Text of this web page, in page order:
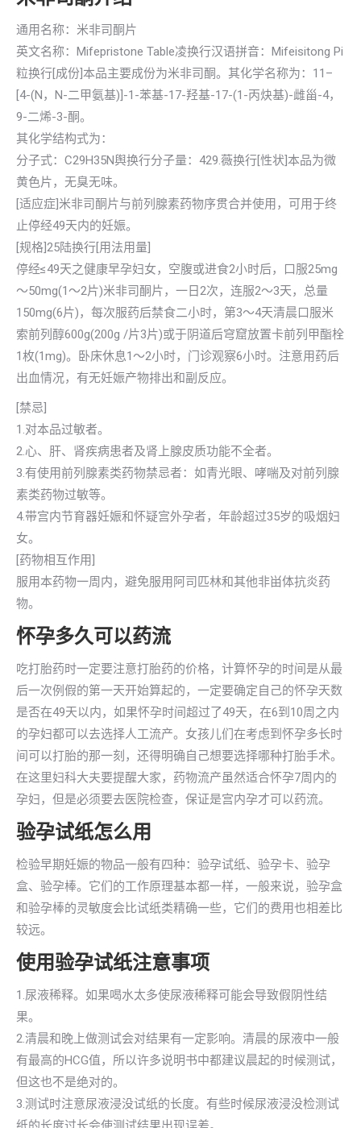
通用名称：米非司酮片
英文名称：Mifepristone Table凌换行汉语拼音：Mifeisitong Pi
粒换行[成份]本品主要成份为米非司酮。其化学名称为：11–
[4-(N，N-二甲氨基)]-1-苯基-17-羟基-17-(1-丙炔基)-雌甾-4，
9-二烯-3-酮。
其化学结构式为：
分子式：C29H35N舆换行分子量：429.薇换行[性状]本品为微
黄色片，无臭无味。
[适应症]米非司酮片与前列腺素药物序贯合并使用，可用于终
止停经49天内的妊娠。
[规格]25陆换行[用法用量]
停经≤49天之健康早孕妇女，空腹或进食2小时后，口服25mg
～50mg(1～2片)米非司酮片，一日2次，连服2～3天，总量
150mg(6片)，每次服药后禁食二小时，第3～4天清晨口服米
索前列醇600g(200g /片3片)或于阴道后穹窟放置卡前列甲酯栓
1枚(1mg)。卧床休息1～2小时，门诊观察6小时。注意用药后
出血情况，有无妊娠产物排出和副反应。
[禁忌]
1.对本品过敏者。
2.心、肝、肾疾病患者及肾上腺皮质功能不全者。
3.有使用前列腺素类药物禁忌者：如青光眼、哮喘及对前列腺
素类药物过敏等。
4.带宫内节育器妊娠和怀疑宫外孕者，年龄超过35岁的吸烟妇
女。
[药物相互作用]
服用本药物一周内，避免服用阿司匹林和其他非畄体抗炎药
物。
怀孕多久可以药流
吃打胎药时一定要注意打胎药的价格，计算怀孕的时间是从最
后一次例假的第一天开始算起的，一定要确定自己的怀孕天数
是否在49天以内，如果怀孕时间超过了49天，在6到10周之内
的孕妇都可以去选择人工流产。女孩儿们在考虑到怀孕多长时
间可以打胎的那一刻，还得明确自己想要选择哪种打胎手术。
在这里妇科大夫要提醒大家，药物流产虽然适合怀孕7周内的
孕妇，但是必须要去医院检查，保证是宫内孕才可以药流。
验孕试纸怎么用
检验早期妊娠的物品一般有四种：验孕试纸、验孕卡、验孕
盒、验孕棒。它们的工作原理基本都一样，一般来说，验孕盒
和验孕棒的灵敏度会比试纸类精确一些，它们的费用也相差比
较远。
使用验孕试纸注意事项
1.尿液稀释。如果喝水太多使尿液稀释可能会导致假阴性结
果。
2.清晨和晚上做测试会对结果有一定影响。清晨的尿液中一般
有最高的HCG值，所以许多说明书中都建议晨起的时候测试，
但这也不是绝对的。
3.测试时注意尿液浸没试纸的长度。有些时候尿液浸没检测试